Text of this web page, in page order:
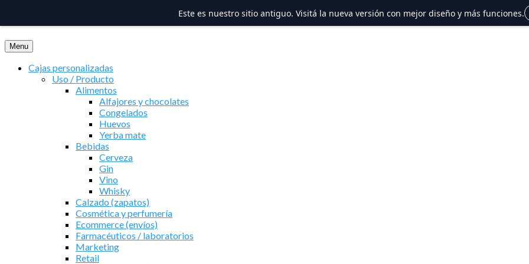
al
contenido
Menu
Cajas personalizadas
Uso / Producto
Alimentos
Alfajores y chocolates
Congelados
Huevos
Yerba mate
Bebidas
Cerveza
Gin
Vino
Whisky
Calzado (zapatos)
Cosmética y perfumería
Ecommerce (envíos)
Farmacéuticos / laboratorios
Marketing
Retail
Este es nuestro sitio antiguo. Visitá la nueva versión con mejor diseño y más funciones.